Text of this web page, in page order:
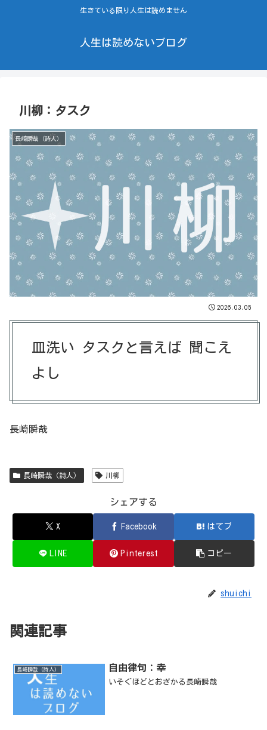
生きている限り人生は読めません
人生は読めないブログ
川柳：タスク
長崎瞬哉（詩人）
2026.03.05
皿洗い タスクと言えば 聞こえ
よし
長崎瞬哉
長崎瞬哉（詩人） 川柳
シェアする
X Facebook はてブ
LINE Pinterest コピー
shuichi
関連記事
長崎瞬哉（詩人） 自由律句：幸
いそぐほどとおざかる長崎瞬哉